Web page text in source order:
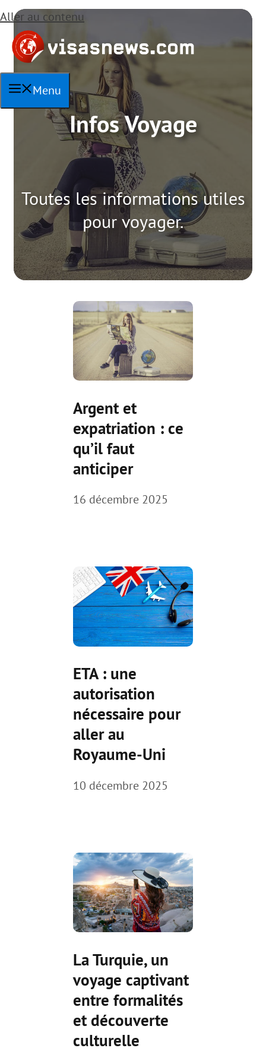
Aller au contenu
Menu
Infos Voyage
Toutes les informations utiles
pour voyager.
Argent et
expatriation : ce
qu’il faut
anticiper
16 décembre 2025
ETA : une
autorisation
nécessaire pour
aller au
Royaume-Uni
10 décembre 2025
La Turquie, un
voyage captivant
entre formalités
et découverte
culturelle